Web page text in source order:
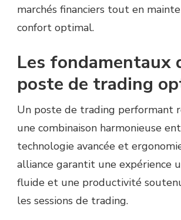
marchés financiers tout en
confort optimal.
Les fondamentaux
poste de trading
Un poste de trading performant
une combinaison harmonieuse
technologie avancée et
alliance garantit une expérience
fluide et une productivité
les sessions de trading.